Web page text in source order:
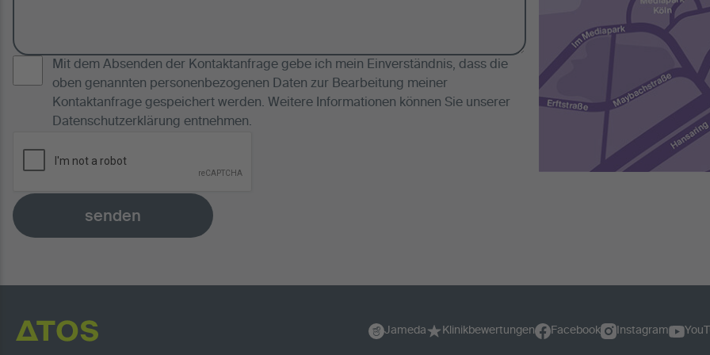
Mit dem Absenden der Kontaktanfrage gebe ich mein Einverständnis, dass die
oben genannten personenbezogenen Daten zur Bearbeitung meiner
Kontaktanfrage gespeichert werden. Weitere Informationen können Sie unserer
Datenschutzerklärung entnehmen.
senden
Jameda Klinikbewertungen Facebook Instagram